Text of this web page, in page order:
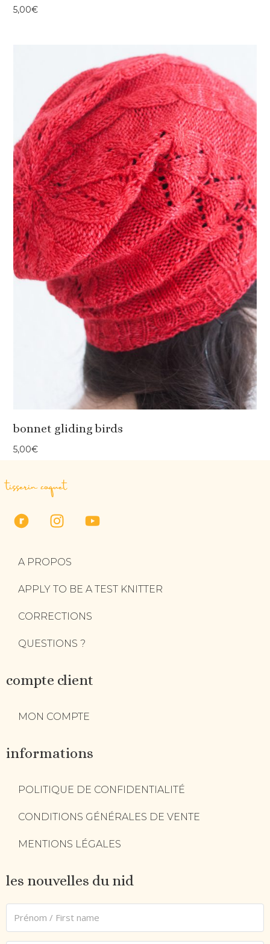
5,00€
bonnet gliding birds
5,00€
tisserin coquet
A PROPOS
APPLY TO BE A TEST KNITTER
CORRECTIONS
QUESTIONS ?
compte client
MON COMPTE
informations
POLITIQUE DE CONFIDENTIALITÉ
CONDITIONS GÉNÉRALES DE VENTE
MENTIONS LÉGALES
les nouvelles du nid